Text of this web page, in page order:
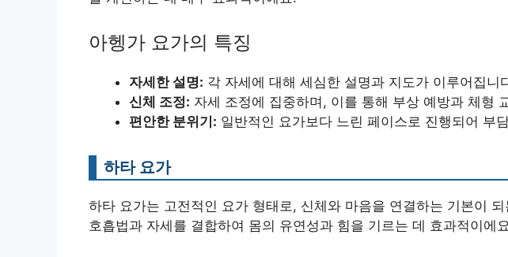
아헹가 요가의 특징
자세한 설명: 각 자세에 대해 세심한 설명과 지도가 이루어집니
신체 조정: 자세 조정에 집중하며, 이를 통해 부상 예방과 체형
편안한 분위기: 일반적인 요가보다 느린 페이스로 진행되어 부
하타 요가
하타 요가는 고전적인 요가 형태로, 신체와 마음을 연결하는 기본이
호흡법과 자세를 결합하여 몸의 유연성과 힘을 기르는 데 효과적이에